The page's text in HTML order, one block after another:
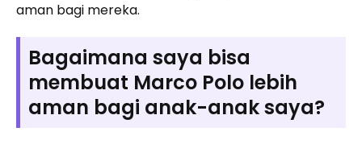
aman bagi mereka.
Bagaimana saya bisa
membuat Marco Polo lebih
aman bagi anak-anak saya?